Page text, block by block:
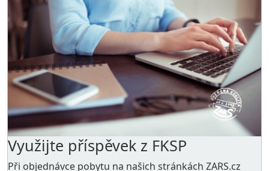
Využijte příspěvek z FKSP
Při objednávce pobytu na našich stránkách ZARS.cz